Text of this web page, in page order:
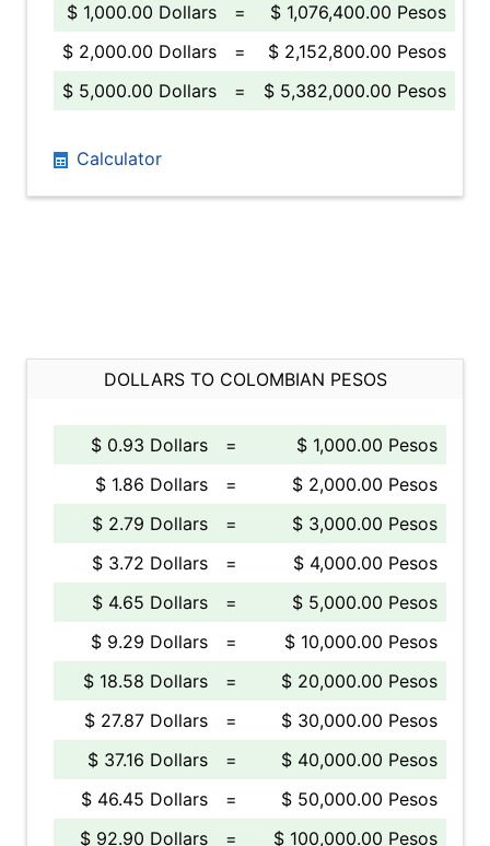
$ 1,000.00 Dollars
=
$ 1,076,400.00 Pesos
$ 2,000.00 Dollars
=
$ 2,152,800.00 Pesos
$ 5,000.00 Dollars
= $ 5,382,000.00 Pesos
Calculator
DOLLARS TO COLOMBIAN PESOS
$ 0.93 Dollars =
$ 1,000.00 Pesos
$ 1.86 Dollars
=
$ 2,000.00 Pesos
$ 2.79 Dollars
=
$ 3,000.00 Pesos
$ 3.72 Dollars
=
$ 4,000.00 Pesos
$ 4.65 Dollars
=
$ 5,000.00 Pesos
$ 9.29 Dollars
=
$ 10,000.00 Pesos
$ 18.58 Dollars
=
$ 20,000.00 Pesos
$ 27.87 Dollars
=
$ 30,000.00 Pesos
$ 37.16 Dollars
=
$ 40,000.00 Pesos
$ 46.45 Dollars
=
$ 50,000.00 Pesos
$ 92.90 Dollars
= $ 100,000.00 Pesos